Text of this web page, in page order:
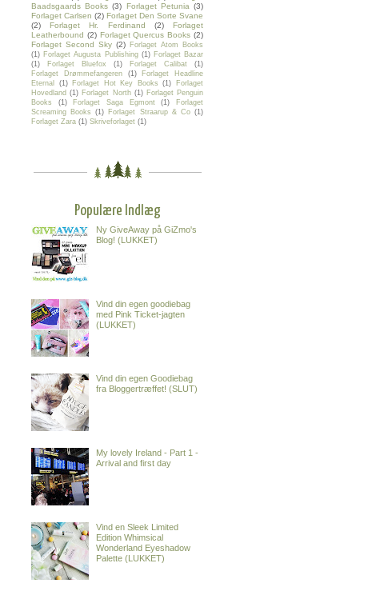
Baadsgaards Books (3) Forlaget Petunia (3)
Forlaget Carlsen (2) Forlaget Den Sorte Svane
(2)
Forlaget Hr. Ferdinand (2)
Forlaget
Leatherbound (2) Forlaget Quercus Books (2)
Forlaget Second Sky (2) Forlaget Atom Books
(1) Forlaget Augusta Publishing (1) Forlaget Bazar
(1)
Forlaget Bluefox (1) Forlaget Calibat
(1)
Forlaget Drømmefangeren
(1)
Forlaget Headline
Eternal
(1) Forlaget Hot Key Books (1)
Forlaget
Hovedland (1) Forlaget North (1) Forlaget Penguin
Books
(1) Forlaget Saga Egmont (1)
Forlaget
Screaming Books
(1) Forlaget Straarup & Co (1)
Forlaget Zara (1) Skriveforlaget (1)
Populære Indlæg
Ny GiveAway på GiZmo's
Blog! (LUKKET)
Vind din egen goodiebag
med Pink Ticket-jagten
(LUKKET)
Vind din egen Goodiebag
fra Bloggertræffet! (SLUT)
My lovely Ireland - Part 1 -
Arrival and first day
Vind en Sleek Limited
Edition Whimsical
Wonderland Eyeshadow
Palette (LUKKET)